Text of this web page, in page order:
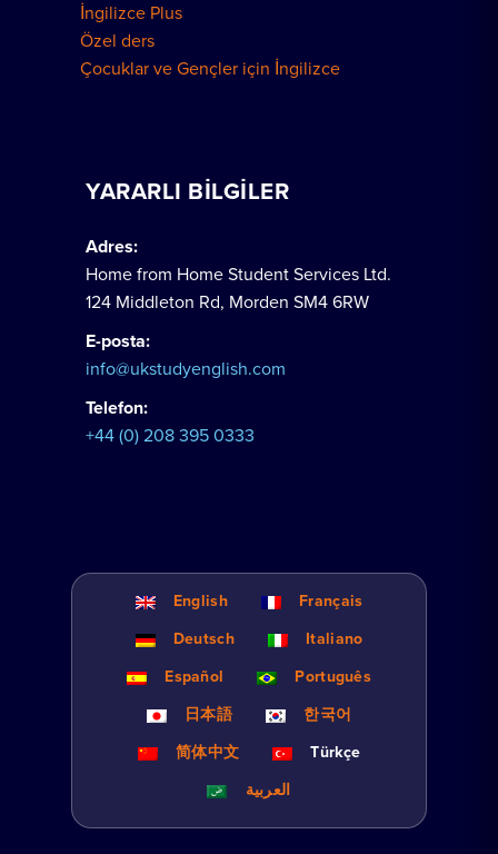
İngilizce Plus
Özel ders
Çocuklar ve Gençler için İngilizce
YARARLI BILGILER
Adres:
Home from Home Student Services Ltd.
124 Middleton Rd, Morden SM4 6RW
E-posta:
info@ukstudyenglish.com
Telefon:
+44 (0) 208 395 0333
English
Français
Deutsch
Italiano
Español
Português
日本語
한국어
简体中文
Türkçe
العربية